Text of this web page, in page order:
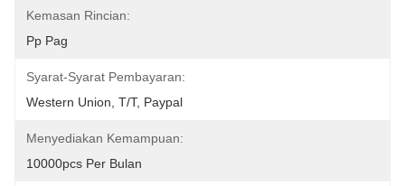
Kemasan Rincian:
Pp Pag
Syarat-Syarat Pembayaran:
Western Union, T/T, Paypal
Menyediakan Kemampuan:
10000pcs Per Bulan